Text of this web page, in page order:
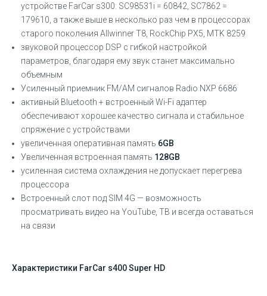
устройстве FarCar s300: SC98531i = 60842, SC7862 =
179610, а также выше в несколько раз чем в процессорах
старого поколения Allwinner T8, RockChip PX5, MTK 8259
звуковой процессор DSP с гибкой настройкой
параметров, благодаря ему звук станет максимально
объемным
Усиленный приемник FM/AM сигналов Radio NXP 6686
активный Bluetooth + встроенный Wi-Fi адаптер
обеспечивают хорошее качество сигнала и стабильное
спряжение с устройствами
увеличенная оперативная память 6GB
Увеличенная встроенная память 128GB
усиленная система охлаждения не допускает перегрева
процессора
Встроенный слот под SIM 4G — возможность
просматривать видео на YouTube, ТВ и всегда оставаться
на связи
Характеристики FarCar s400 Super HD